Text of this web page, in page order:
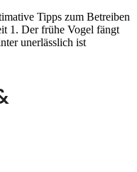
Tipps zum Betreiben
1. Der frühe Vogel fängt
unerlässlich ist